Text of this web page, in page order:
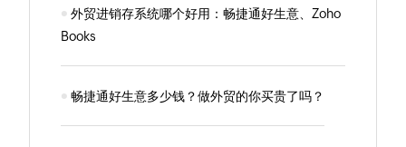
外贸进销存系统哪个好用：畅捷通好生意、Zoho
Books
畅捷通好生意多少钱？做外贸的你买贵了吗？